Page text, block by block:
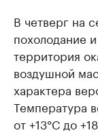
В четверг на
похолодание
территория
воздушной
характера
Температура
от +13°С до